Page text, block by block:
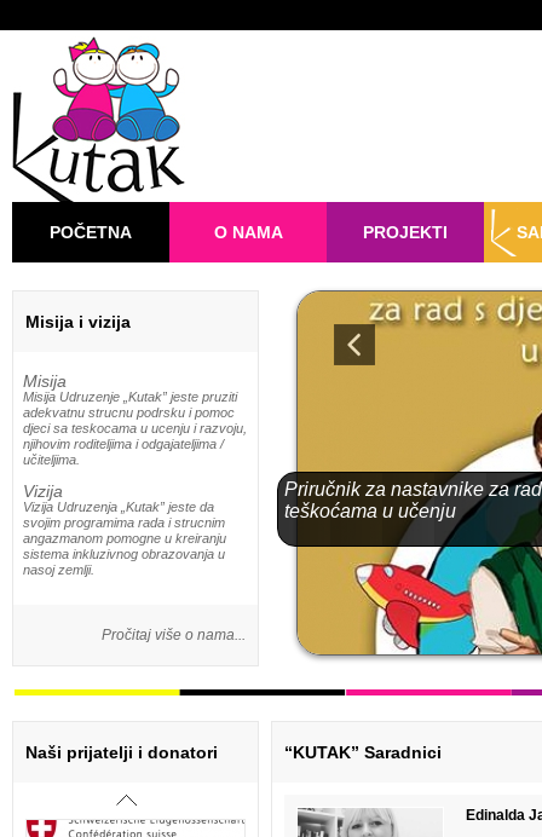
POČETNA O NAMA PROJEKTI
Misija i vizija
Misija
Misija Udruzenje „Kutak” jeste pruziti
adekvatnu strucnu podrsku i pomoc
djeci sa teskocama u ucenju i razvoju,
njihovim roditeljima i odgajateljima /
učiteljima.
Vizija
Vizija Udruzenja „Kutak” jeste da
svojim programima rada i strucnim
angazmanom pomogne u kreiranju
sistema inkluzivnog obrazovanja u
nasoj zemlji.
Pročitaj više o nama...
Priručnik za nastavnike za
teškoćama u učenju
Naši prijatelji i donatori “KUTAK” Saradnici
Edinalda